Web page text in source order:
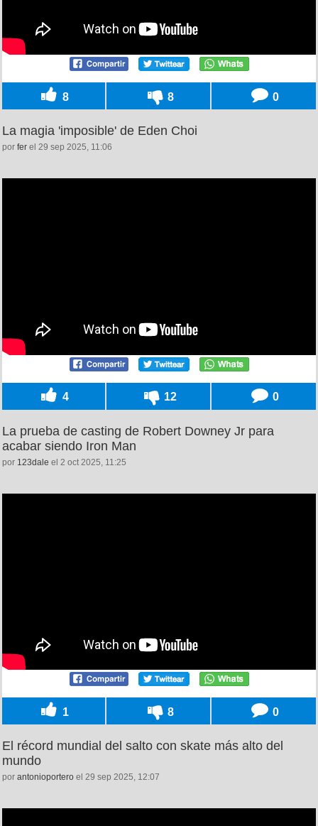
8 8 0
La magia 'imposible' de Eden Choi
por fer el 29 sep 2025, 11:06
4 12 0
La prueba de casting de Robert Downey Jr para
acabar siendo Iron Man
por 123dale el 2 oct 2025, 11:25
1 8 0
El récord mundial del salto con skate más alto del
mundo
por antonioportero el 29 sep 2025, 12:07